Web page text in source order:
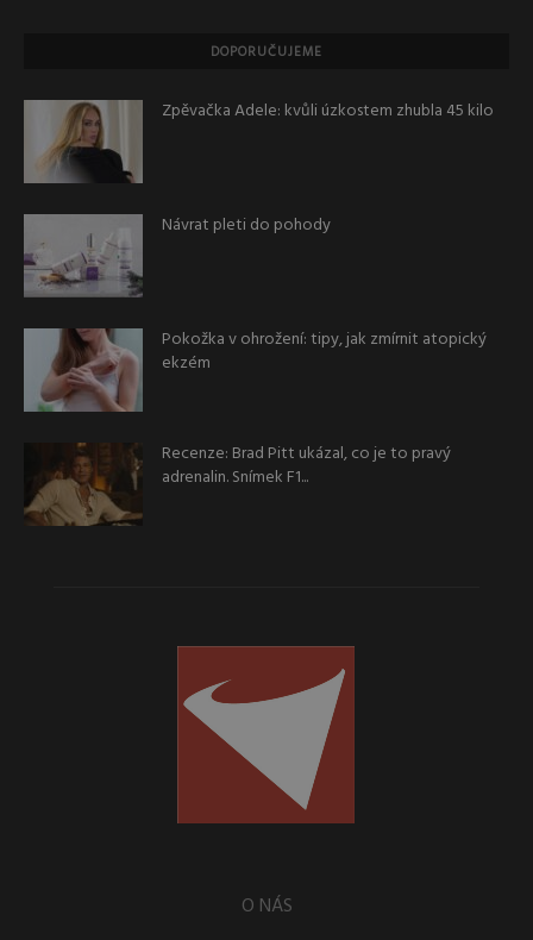
DOPORUČUJEME
Zpěvačka Adele: kvůli úzkostem zhubla 45 kilo
Návrat pleti do pohody
Pokožka v ohrožení: tipy, jak zmírnit atopický
ekzém
Recenze: Brad Pitt ukázal, co je to pravý
adrenalin. Snímek F1...
O NÁS